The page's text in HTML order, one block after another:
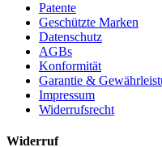
Patente
Geschützte Marken
Datenschutz
AGBs
Konformität
Garantie &
Impressum
Widerrufsrecht
Widerruf